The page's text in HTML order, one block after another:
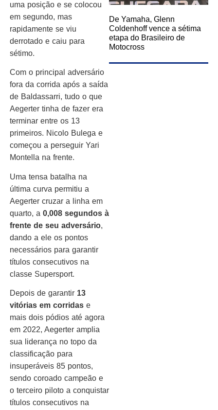
uma posição e se colocou
em segundo, mas
rapidamente se viu
derrotado e caiu para
sétimo.
Com o principal adversário
fora da corrida após a saída
de Baldassarri, tudo o que
Aegerter tinha de fazer era
terminar entre os 13
primeiros. Nicolo Bulega e
começou a perseguir Yari
Montella na frente.
Uma tensa batalha na
última curva permitiu a
Aegerter cruzar a linha em
quarto, a 0,008 segundos à
frente de seu adversário,
dando a ele os pontos
necessários para garantir
títulos consecutivos na
classe Supersport.
Depois de garantir 13
vitórias em corridas e
mais dois pódios até agora
em 2022, Aegerter amplia
sua liderança no topo da
classificação para
insuperáveis ​​85 pontos,
sendo coroado campeão e
o terceiro piloto a conquistar
títulos consecutivos na
De Yamaha, Glenn
Coldenhoff vence a sétima
etapa do Brasileiro de
Motocross